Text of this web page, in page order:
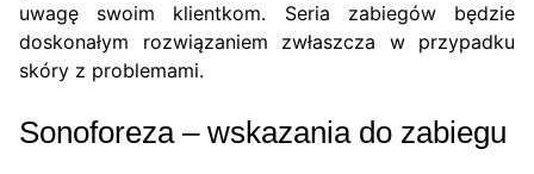
uwagę swoim klientkom. Seria zabiegów będzie
doskonałym rozwiązaniem zwłaszcza w przypadku
skóry z problemami.
Sonoforeza – wskazania do zabiegu